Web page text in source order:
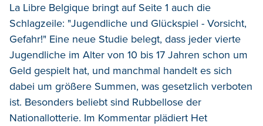
La Libre Belgique bringt auf Seite 1 auch die
Schlagzeile: "Jugendliche und Glückspiel - Vorsicht,
Gefahr!" Eine neue Studie belegt, dass jeder vierte
Jugendliche im Alter von 10 bis 17 Jahren schon um
Geld gespielt hat, und manchmal handelt es sich
dabei um größere Summen, was gesetzlich verboten
ist. Besonders beliebt sind Rubbellose der
Nationallotterie. Im Kommentar plädiert Het